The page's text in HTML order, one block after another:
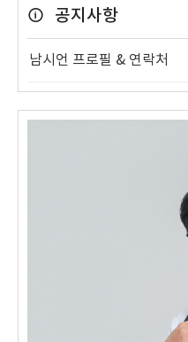
공지사항
남시언 프로필 & 연락처